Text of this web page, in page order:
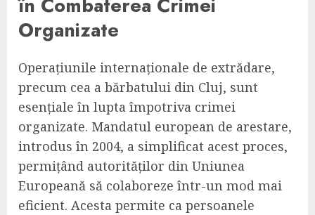
Organizate
Operațiunile internaționale de extrădare,
precum cea a bărbatului din Cluj, sunt
esențiale în lupta împotriva crimei
organizate. Mandatul european de arestare,
introdus în 2004, a simplificat acest proces,
permițând autorităților din Uniunea
Europeană să colaboreze într-un mod mai
eficient. Acesta permite ca persoanele